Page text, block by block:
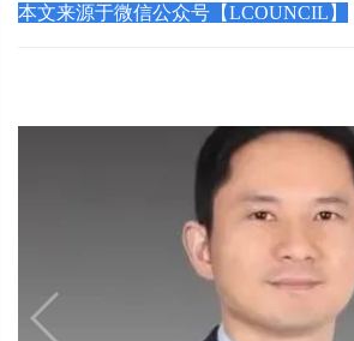
本文来源于微信公众号【LCOUNCIL】